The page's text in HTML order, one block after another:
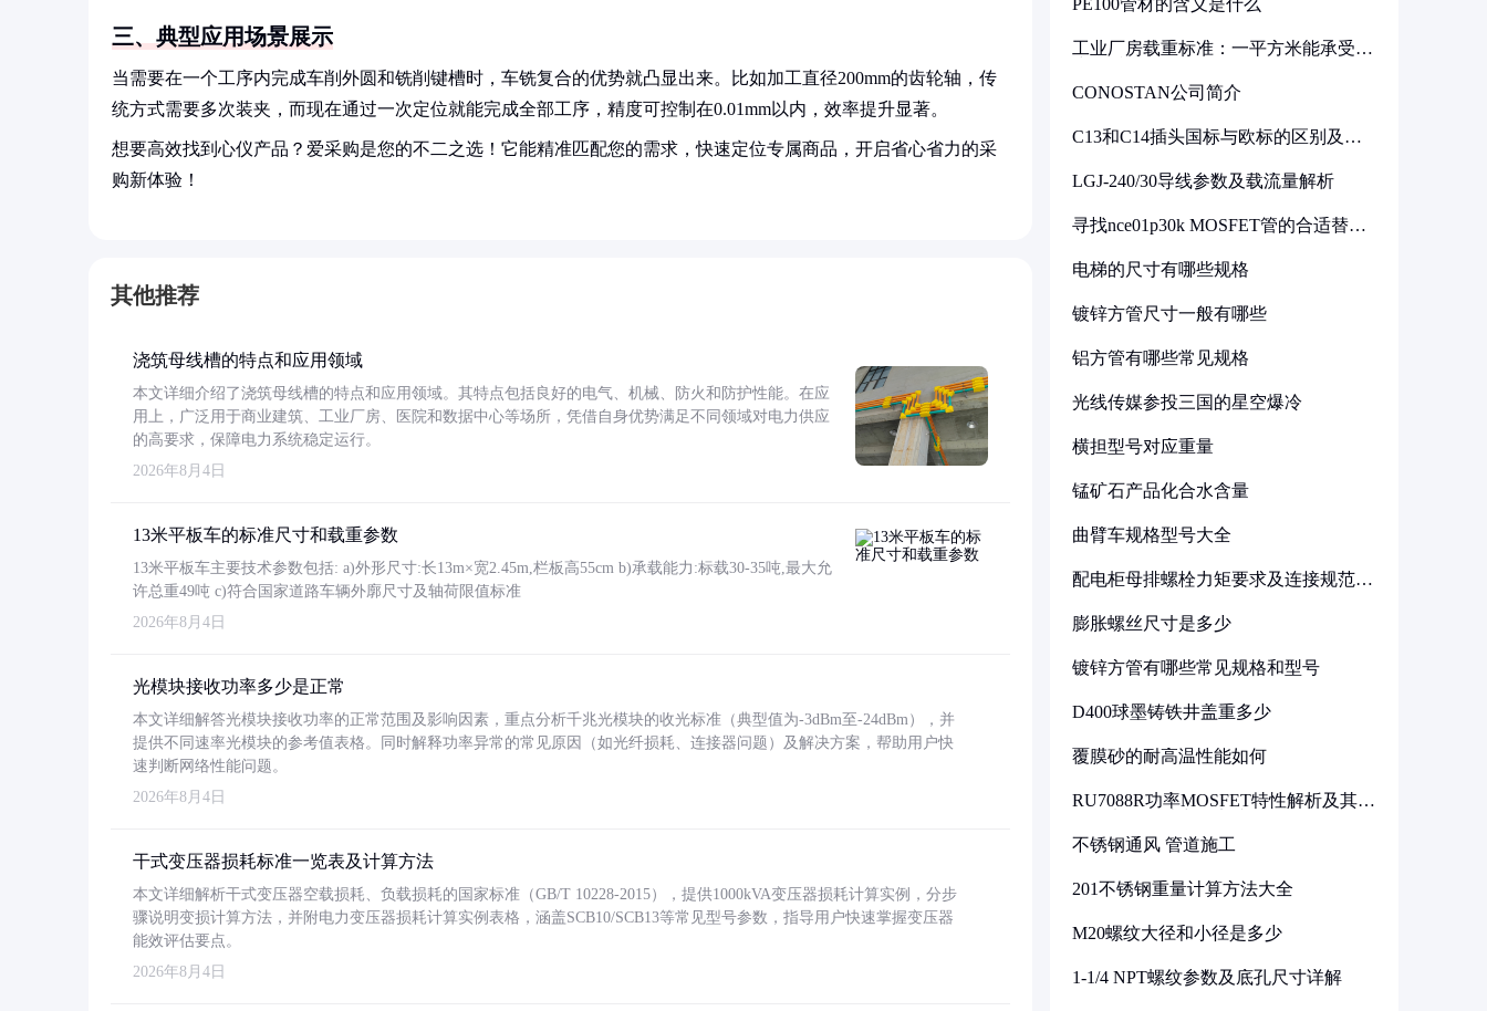
三、典型应用场景展示
当需要在一个工序内完成车削外圆和铣削键槽时，车铣复合的优势就凸显出来。比如加工直径200mm的齿轮轴，传
统方式需要多次装夹，而现在通过一次定位就能完成全部工序，精度可控制在0.01mm以内，效率提升显著。
想要高效找到心仪产品？爱采购是您的不二之选！它能精准匹配您的需求，快速定位专属商品，开启省心省力的采
购新体验！
其他推荐
浇筑母线槽的特点和应用领域
本文详细介绍了浇筑母线槽的特点和应用领域。其特点包括良好的电气、机械、防火和防护性能。在应
用上，广泛用于商业建筑、工业厂房、医院和数据中心等场所，凭借自身优势满足不同领域对电力供应
的高要求，保障电力系统稳定运行。
2026年8月4日
13米平板车的标准尺寸和载重参数
13米平板车主要技术参数包括: a)外形尺寸:长13m×宽2.45m,栏板高55cm b)承载能力:标载30-35吨,最大允
许总重49吨 c)符合国家道路车辆外廓尺寸及轴荷限值标准
2026年8月4日
光模块接收功率多少是正常
本文详细解答光模块接收功率的正常范围及影响因素，重点分析千兆光模块的收光标准（典型值为-3dBm至-24dBm），并
提供不同速率光模块的参考值表格。同时解释功率异常的常见原因（如光纤损耗、连接器问题）及解决方案，帮助用户快
速判断网络性能问题。
2026年8月4日
干式变压器损耗标准一览表及计算方法
本文详细解析干式变压器空载损耗、负载损耗的国家标准（GB/T 10228-2015），提供1000kVA变压器损耗计算实例，分步
骤说明变损计算方法，并附电力变压器损耗计算实例表格，涵盖SCB10/SCB13等常见型号参数，指导用户快速掌握变压器
能效评估要点。
2026年8月4日
PE100管材的含义是什么
工业厂房载重标准：一平方米能承受多
CONOSTAN公司简介
C13和C14插头国标与欧标的区别及其
LGJ-240/30导线参数及载流量解析
寻找nce01p30k MOSFET管的合适替代
电梯的尺寸有哪些规格
镀锌方管尺寸一般有哪些
铝方管有哪些常见规格
光线传媒参投三国的星空爆冷
横担型号对应重量
锰矿石产品化合水含量
曲臂车规格型号大全
配电柜母排螺栓力矩要求及连接规范详
膨胀螺丝尺寸是多少
镀锌方管有哪些常见规格和型号
D400球墨铸铁井盖重多少
覆膜砂的耐高温性能如何
RU7088R功率MOSFET特性解析及其在
不锈钢通风 管道施工
201不锈钢重量计算方法大全
M20螺纹大径和小径是多少
1-1/4 NPT螺纹参数及底孔尺寸详解